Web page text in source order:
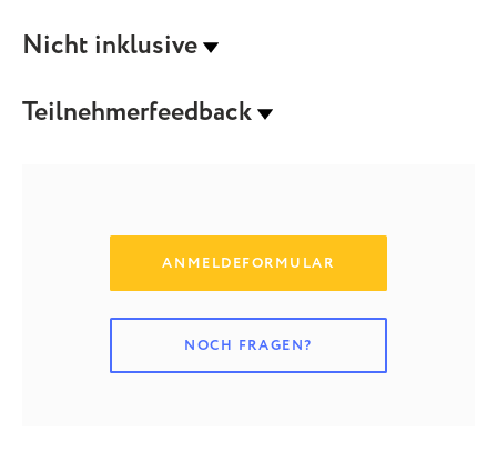
Nicht inklusive
Teilnehmerfeedback
ANMELDEFORMULAR
NOCH FRAGEN?